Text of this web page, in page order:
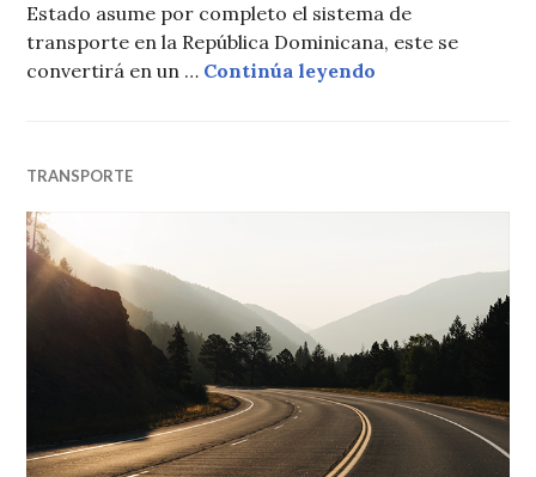
Estado asume por completo el sistema de
transporte en la República Dominicana, este se
convertirá en un … Continúa leyendo
TRANSPORTE